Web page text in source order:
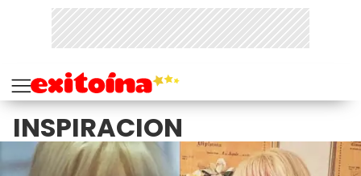
INSPIRACION